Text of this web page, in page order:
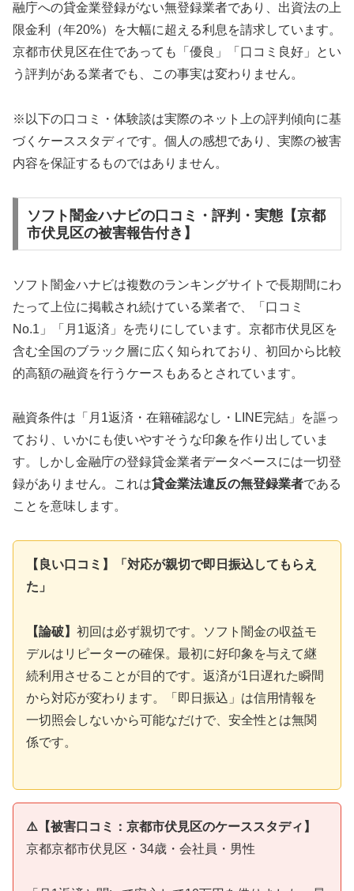
融庁への貸金業登録がない無登録業者であり、出資法の上
限金利（年20%）を大幅に超える利息を請求しています。
京都市伏見区在住であっても「優良」「口コミ良好」とい
う評判がある業者でも、この事実は変わりません。
※以下の口コミ・体験談は実際のネット上の評判傾向に基
づくケーススタディです。個人の感想であり、実際の被害
内容を保証するものではありません。
ソフト闇金ハナビの口コミ・評判・実態【京都
市伏見区の被害報告付き】
ソフト闇金ハナビは複数のランキングサイトで長期間にわ
たって上位に掲載され続けている業者で、「口コミ
No.1」「月1返済」を売りにしています。京都市伏見区を
含む全国のブラック層に広く知られており、初回から比較
的高額の融資を行うケースもあるとされています。
融資条件は「月1返済・在籍確認なし・LINE完結」を謳っ
ており、いかにも使いやすそうな印象を作り出していま
す。しかし金融庁の登録貸金業者データベースには一切登
録がありません。これは貸金業法違反の無登録業者である
ことを意味します。
【良い口コミ】「対応が親切で即日振込してもらえ
た」
【論破】 初回は必ず親切です。ソフト闇金の収益モ
デルはリピーターの確保。最初に好印象を与えて継
続利用させることが目的です。返済が1日遅れた瞬間
から対応が変わります。「即日振込」は信用情報を
一切照会しないから可能なだけで、安全性とは無関
係です。
⚠️【被害口コミ：京都市伏見区のケーススタディ】
京都京都市伏見区・34歳・会社員・男性